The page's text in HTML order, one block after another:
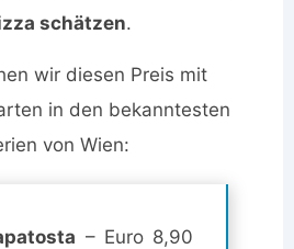
schätzen.
wir diesen Preis mit
in den bekanntesten
von Wien:
– Euro 8,90